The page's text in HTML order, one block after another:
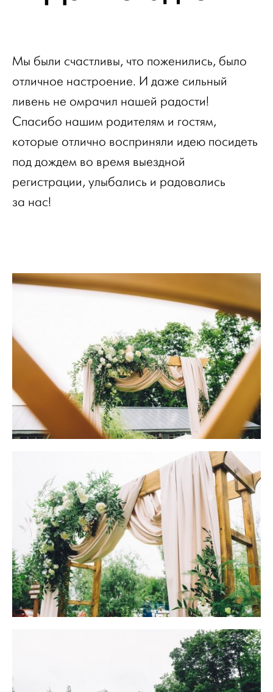
Мы были счастливы, что поженились, было
отличное настроение. И даже сильный
ливень не омрачил нашей радости!
Спасибо нашим родителям и гостям,
которые отлично восприняли идею посидеть
под дождем во время выездной
регистрации, улыбались и радовались
за нас!